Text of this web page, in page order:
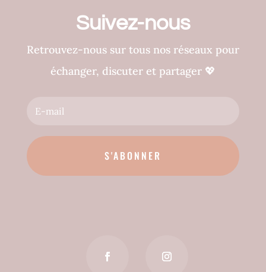
Suivez-nous
Retrouvez-nous sur tous nos réseaux pour
échanger, discuter et partager 💖
S'ABONNER